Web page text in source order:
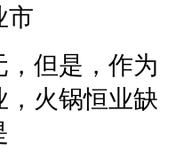
市
但是，作为
，火锅恒业缺